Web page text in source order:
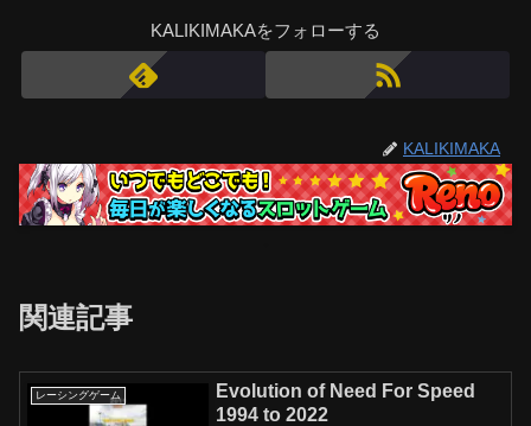
KALIKIMAKAをフォローする
KALIKIMAKA
関連記事
レーシングゲーム
Evolution of Need For Speed
1994 to 2022